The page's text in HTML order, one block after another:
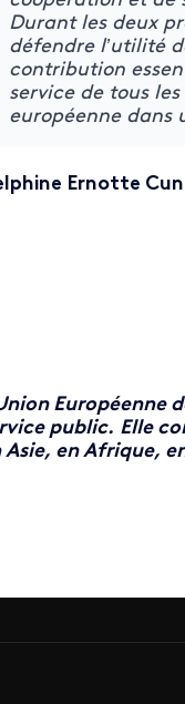
Durant les deux
défendre l’utilité
contribution
service de tous
européenne dans
Ernotte
Européenne
public. Elle
Asie, en Afrique,